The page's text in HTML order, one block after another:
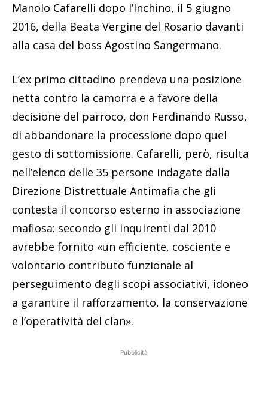
Manolo Cafarelli dopo l’Inchino, il 5 giugno
2016, della Beata Vergine del Rosario davanti
alla casa del boss Agostino Sangermano.
L’ex primo cittadino prendeva una posizione
netta contro la camorra e a favore della
decisione del parroco, don Ferdinando Russo,
di abbandonare la processione dopo quel
gesto di sottomissione. Cafarelli, però, risulta
nell’elenco delle 35 persone indagate dalla
Direzione Distrettuale Antimafia che gli
contesta il concorso esterno in associazione
mafiosa: secondo gli inquirenti dal 2010
avrebbe fornito «un efficiente, cosciente e
volontario contributo funzionale al
perseguimento degli scopi associativi, idoneo
a garantire il rafforzamento, la conservazione
e l’operatività del clan».
Pubblicità